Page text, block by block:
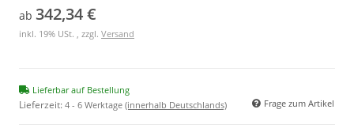
ab 342,34 €
inkl. 19% USt. , zzgl. Versand
Lieferbar auf Bestellung
Lieferzeit: 4 - 6 Werktage (innerhalb Deutschlands) Frage zum Artikel